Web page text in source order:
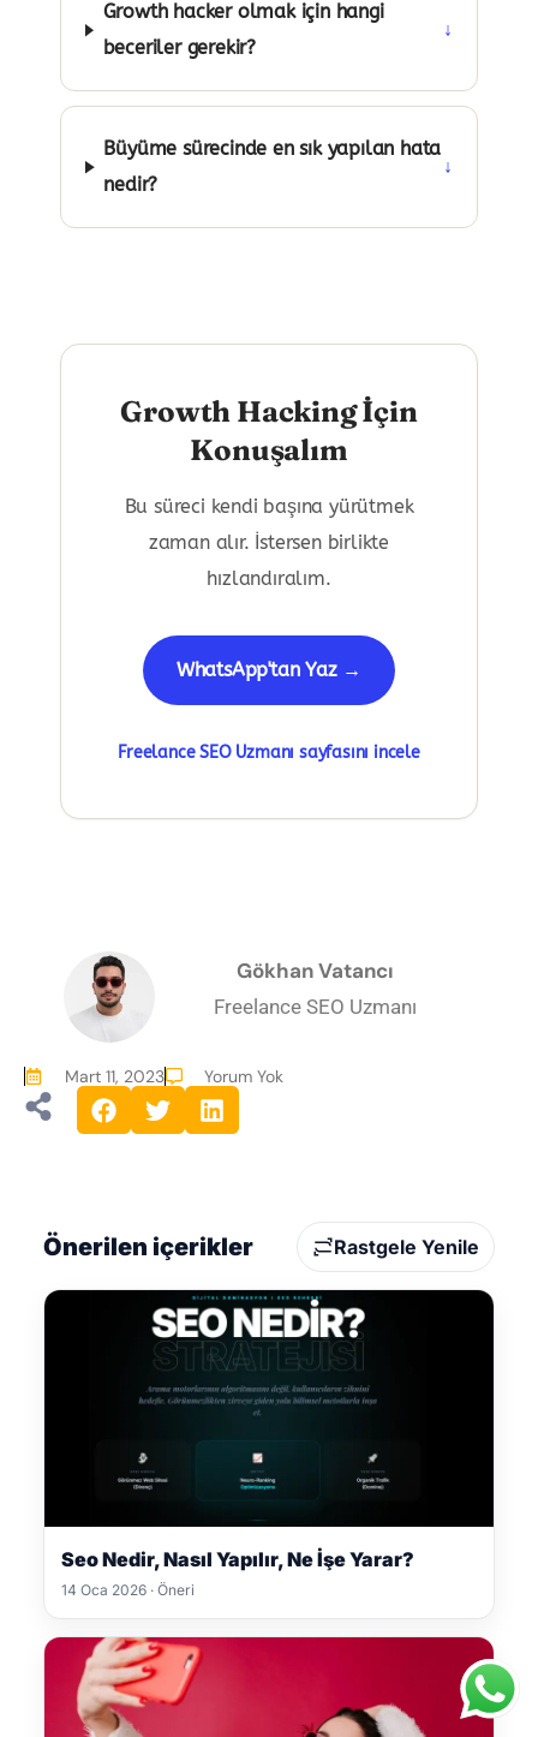
Growth hacker olmak için hangi
beceriler gerekir?
↓
Büyüme sürecinde en sık yapılan hata
nedir?
↓
Growth Hacking İçin
Konuşalım
Bu süreci kendi başına yürütmek
zaman alır. İstersen birlikte
hızlandıralım.
WhatsApp'tan Yaz →
Freelance SEO Uzmanı sayfasını incele
Gökhan Vatancı
Freelance SEO Uzmanı
Mart 11, 2023 Yorum Yok
Önerilen içerikler Rastgele Yenile
Seo Nedir, Nasıl Yapılır, Ne İşe Yarar?
14 Oca 2026 · Öneri